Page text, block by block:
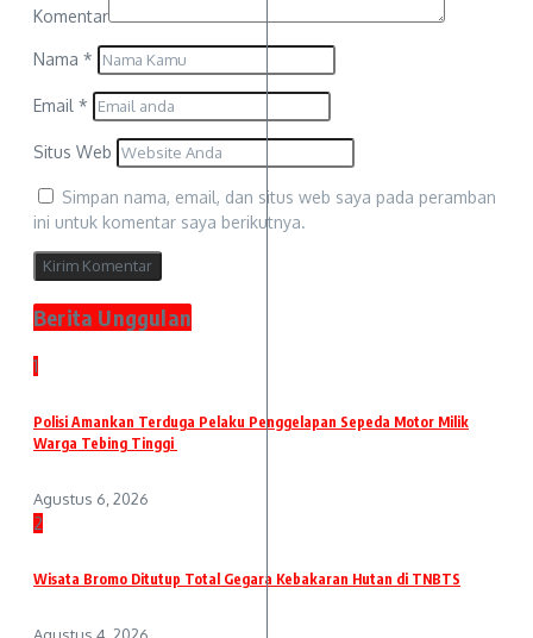
Komentar
Nama *
Email *
Situs Web
Simpan nama, email, dan situs web saya pada peramban
ini untuk komentar saya berikutnya.
Berita Unggulan
1
Polisi Amankan Terduga Pelaku Penggelapan Sepeda Motor Milik
Warga Tebing Tinggi
Agustus 6, 2026
2
Wisata Bromo Ditutup Total Gegara Kebakaran Hutan di TNBTS
Agustus 4, 2026